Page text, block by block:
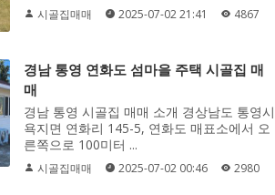
시골집매매 2025-07-02 21:41 4867
경남 통영 연화도 섬마을 주택 시골집 매
매
경남 통영 시골집 매매 소개 경상남도 통영시
욕지면 연화리 145-5, 연화도 매표소에서 오
른쪽으로 100미터 ...
시골집매매 2025-07-02 00:46 2980